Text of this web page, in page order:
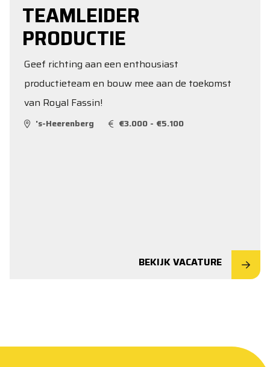
BEKIJK VACATURE
TEAMLEIDER
PRODUCTIE
Geef richting aan een enthousiast
productieteam en bouw mee aan de toekomst
van Royal Fassin!
's-Heerenberg €3.000 - €5.100